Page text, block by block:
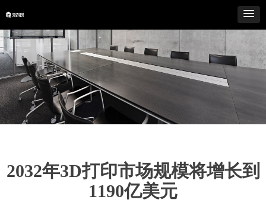
2032年3D打印市场规模将增长到
1190亿美元